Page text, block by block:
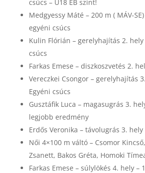
csúcs – U18 EB szint!
Medgyessy Máté – 200 m ( MÁV-
egyéni csúcs
Kulin Flórián – gerelyhajítás 2. hely
csúcs
Farkas Emese – diszkoszvetés 2.
Vereczkei Csongor – gerelyhajítás
Egyéni csúcs
Gusztáfik Luca – magasugrás 3.
legjobb eredmény
Erdős Veronika – távolugrás 3. hely
Női 4×100 m váltó – Csomor
Zsanett, Bakos Gréta, Homoki
Farkas Emese – súlylökés 4. hely –